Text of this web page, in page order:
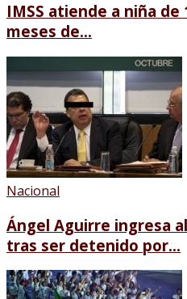
IMSS atiende a niña de
meses de...
Nacional
Ángel Aguirre ingresa
tras ser detenido por...